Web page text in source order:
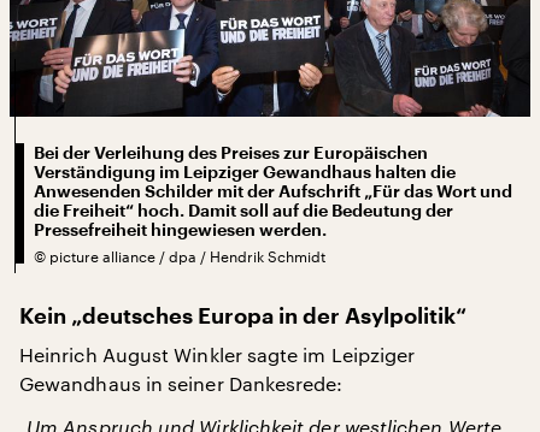
Bei der Verleihung des Preises zur Europäischen
Verständigung im Leipziger Gewandhaus halten die
Anwesenden Schilder mit der Aufschrift „Für das Wort und
die Freiheit“ hoch. Damit soll auf die Bedeutung der
Pressefreiheit hingewiesen werden.
© picture alliance / dpa / Hendrik Schmidt
Kein „deutsches Europa in der Asylpolitik“
Heinrich August Winkler sagte im Leipziger
Gewandhaus in seiner Dankesrede:
„Um Anspruch und Wirklichkeit der westlichen Werte